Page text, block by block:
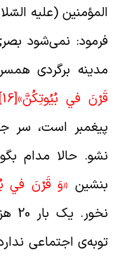
(علیه
نمی‌شود
برگردی
في‏ بُيُوتِكُنَّ»[16]
است، سر
حالا مدام
«وَ قَرْنَ في‏
نخور.
اجتماعی ندارد